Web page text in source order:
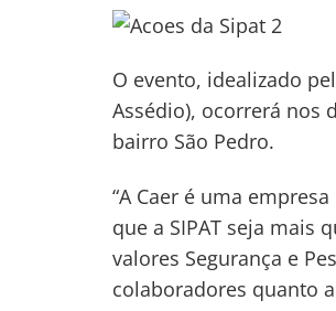
O evento, idealizado
Assédio), ocorrerá nos
bairro São Pedro.
“A Caer é uma
que a SIPAT seja mais
valores Segurança e
colaboradores quanto